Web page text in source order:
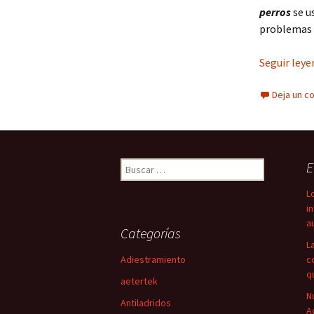
perrosse
problemas
Seguir
Deja un
Buscar:
Categorías
Adiestramiento
aetertek
Antiladridos